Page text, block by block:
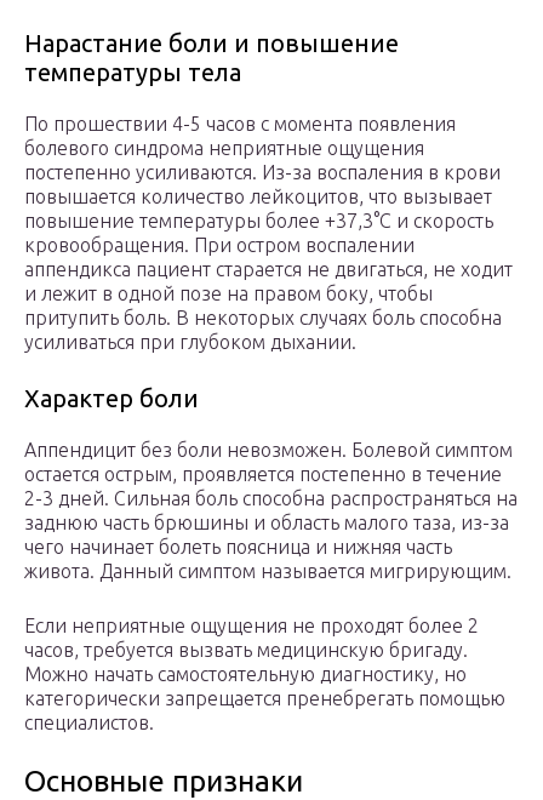
Нарастание боли и повышение
температуры тела
По прошествии 4-5 часов с момента появления
болевого синдрома неприятные ощущения
постепенно усиливаются. Из-за воспаления в крови
повышается количество лейкоцитов, что вызывает
повышение температуры более +37,3°C и скорость
кровообращения. При остром воспалении
аппендикса пациент старается не двигаться, не ходит
и лежит в одной позе на правом боку, чтобы
притупить боль. В некоторых случаях боль способна
усиливаться при глубоком дыхании.
Характер боли
Аппендицит без боли невозможен. Болевой симптом
остается острым, проявляется постепенно в течение
2-3 дней. Сильная боль способна распространяться на
заднюю часть брюшины и область малого таза, из-за
чего начинает болеть поясница и нижняя часть
живота. Данный симптом называется мигрирующим.
Если неприятные ощущения не проходят более 2
часов, требуется вызвать медицинскую бригаду.
Можно начать самостоятельную диагностику, но
категорически запрещается пренебрегать помощью
специалистов.
Основные признаки